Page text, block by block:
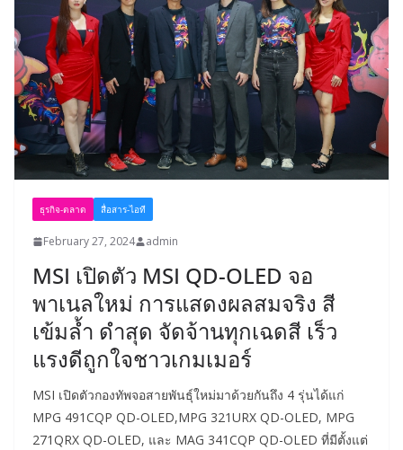
ธุรกิจ-ตลาด สื่อสาร-ไอที
February 27, 2024 admin
MSI เปิดตัว MSI QD-OLED จอ
พาเนลใหม่ การแสดงผลสมจริง สี
เข้มล้ำ ดำสุด จัดจ้านทุกเฉดสี เร็ว
แรงดีถูกใจชาวเกมเมอร์
MSI เปิดตัวกองทัพจอสายพันธุ์ใหม่มาด้วยกันถึง 4 รุ่นได้แก่
MPG 491CQP QD-OLED,MPG 321URX QD-OLED, MPG
271QRX QD-OLED, และ MAG 341CQP QD-OLED ที่มีตั้งแต่